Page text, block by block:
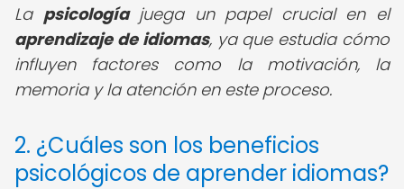
La psicologíajuega un papel crucial en el
aprendizaje de idiomas, ya que estudia cómo
influyen factores como la motivación, la
memoria y la atención en este proceso.
2. ¿Cuáles son los beneficios
psicológicos de aprender idiomas?